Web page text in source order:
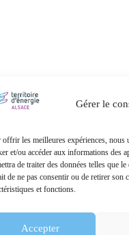
Gérer le
offrir les meilleures expériences, nous
et/ou accéder aux informations des
de traiter des données telles que
de ne pas consentir ou de retirer son
et fonctions.
Accepter